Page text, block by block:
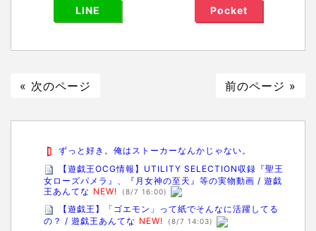
LINE Pocket
« 次のページ 前のページ »
ずっと好き。俺はストーカーなんかじゃない。
【遊戯王OCG情報】UTILITY SELECTION収録『聖王
女ローズパメラ』、『月女神の至天』等の実物動画 / 遊戯
王あんてな NEW! (8/7 16:00)
【遊戯王】「ゴエモン」って紙でそんなに活躍してる
の？ / 遊戯王あんてな NEW! (8/7 14:03)